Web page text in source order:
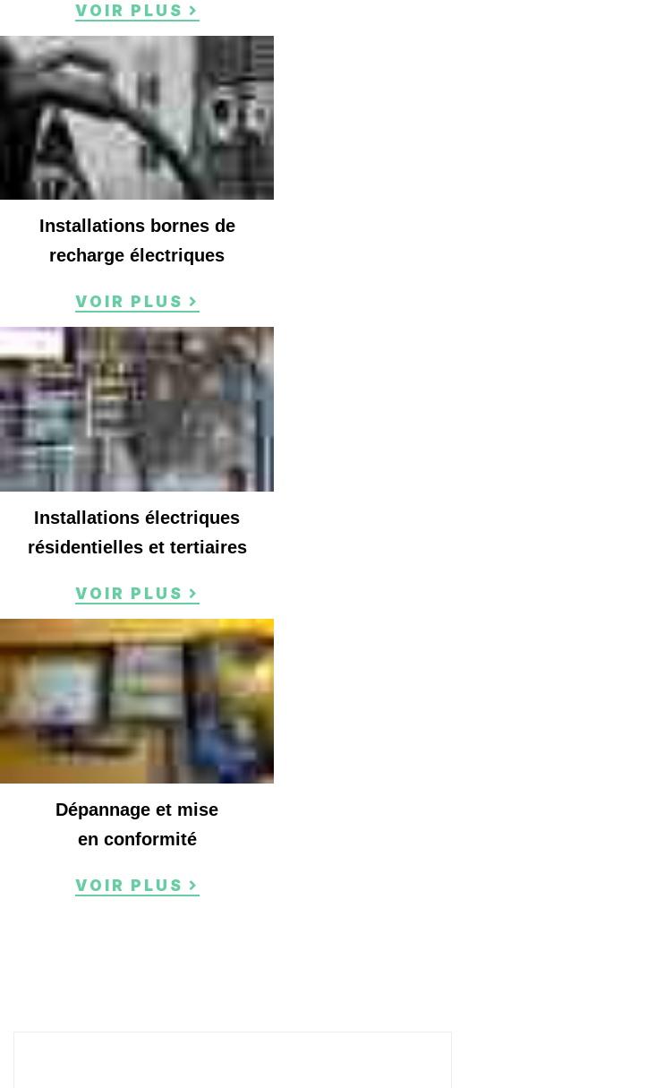
VOIR PLUS
Installations bornes de
recharge électriques
VOIR PLUS
Installations électriques
résidentielles et tertiaires
VOIR PLUS
Dépannage et mise
en conformité
VOIR PLUS